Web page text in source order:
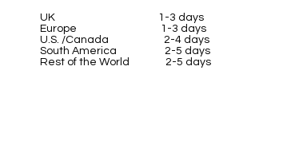
UK
1-3 days
Europe 1-3 days
U.S. /Canada 2-4 days
South America 2-5 days
Rest of the World 2-5 days